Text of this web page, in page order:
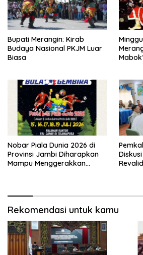
Bupati Merangin: Kirab
Budaya Nasional PKJM Luar
Biasa
Nobar Piala Dunia 2026 di
Provinsi Jambi Diharapkan
Mampu Menggerakkan
Rekomendasi untuk kamu